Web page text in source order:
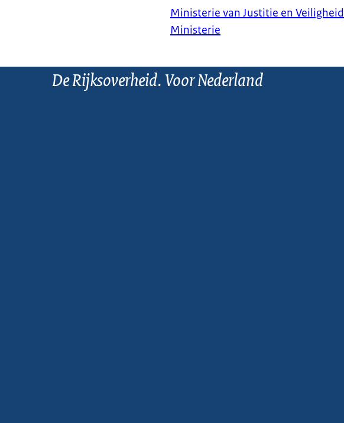
Ministerie van Justitie en Veiligheid
Ministerie
De Rijksoverheid. Voor Nederland